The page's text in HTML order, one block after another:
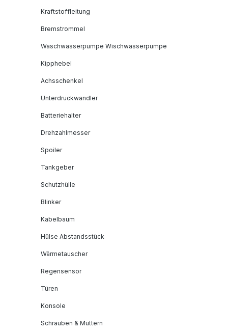
Kraftstoffleitung
Bremstrommel
Waschwasserpumpe Wischwasserpumpe
Kipphebel
Achsschenkel
Unterdruckwandler
Batteriehalter
Drehzahlmesser
Spoiler
Tankgeber
Schutzhülle
Blinker
Kabelbaum
Hülse Abstandsstück
Wärmetauscher
Regensensor
Türen
Konsole
Schrauben & Muttern